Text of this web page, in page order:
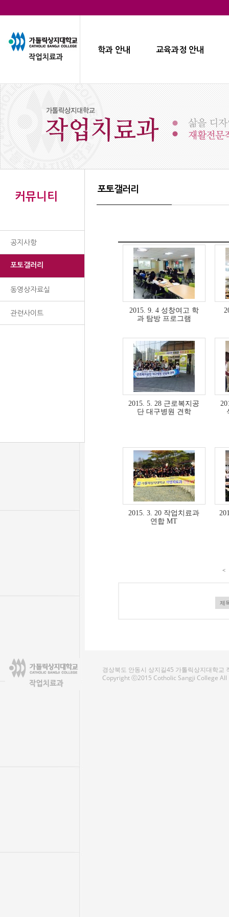
학과 안내 교육과정 안내
커뮤니티
공지사항
포토갤러리
동영상자료실
관련사이트
포토갤러리
2015. 9. 4 성창여고 학
과 탐방 프로그램
2015. 5. 28 근로복지공
단 대구병원 견학
2015. 3. 20 작업치료과
연합 MT
<
경상북도 안동시 상지길45 가톨릭상지대학교
Copyright ⓒ2015 Cotholic Sangji College